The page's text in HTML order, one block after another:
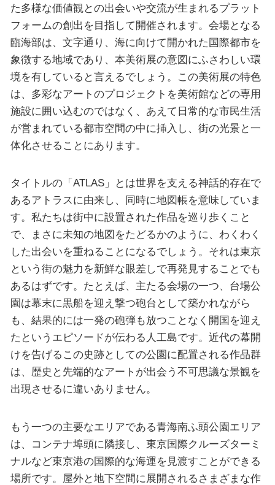
た多様な価値観との出会いや交流が生まれるプラット
フォームの創出を目指して開催されます。会場となる
臨海部は、文字通り、海に向けて開かれた国際都市を
象徴する地域であり、本美術展の意図にふさわしい環
境を有していると言えるでしょう。この美術展の特色
は、多彩なアートのプロジェクトを美術館などの専用
施設に囲い込むのではなく、あえて日常的な市民生活
が営まれている都市空間の中に挿入し、街の光景と一
体化させることにあります。
タイトルの「ATLAS」とは世界を支える神話的存在で
あるアトラスに由来し、同時に地図帳を意味していま
す。私たちは街中に設置された作品を巡り歩くこと
で、まさに未知の地図をたどるかのように、わくわく
した出会いを重ねることになるでしょう。それは東京
という街の魅力を新鮮な眼差しで再発見することでも
あるはずです。たとえば、主たる会場の一つ、台場公
園は幕末に黒船を迎え撃つ砲台として築かれながら
も、結果的には一発の砲弾も放つことなく開国を迎え
たというエピソードが伝わる人工島です。近代の幕開
けを告げるこの史跡としての公園に配置される作品群
は、歴史と先端的なアートが出会う不可思議な景観を
出現させるに違いありません。
もう一つの主要なエリアである青海南ふ頭公園エリア
は、コンテナ埠頭に隣接し、東京国際クルーズターミ
ナルなど東京港の国際的な海運を見渡すことができる
場所です。屋外と地下空間に展開されるさまざまな作